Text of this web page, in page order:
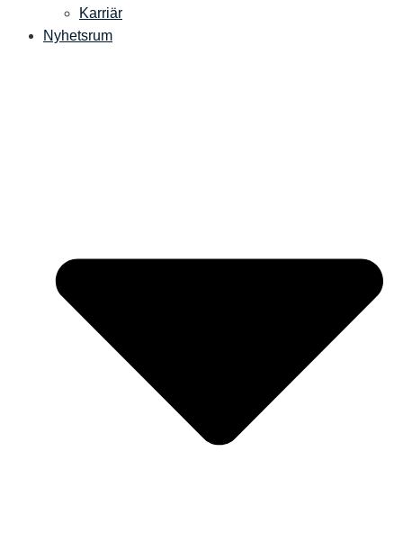
Karriär
Nyhetsrum